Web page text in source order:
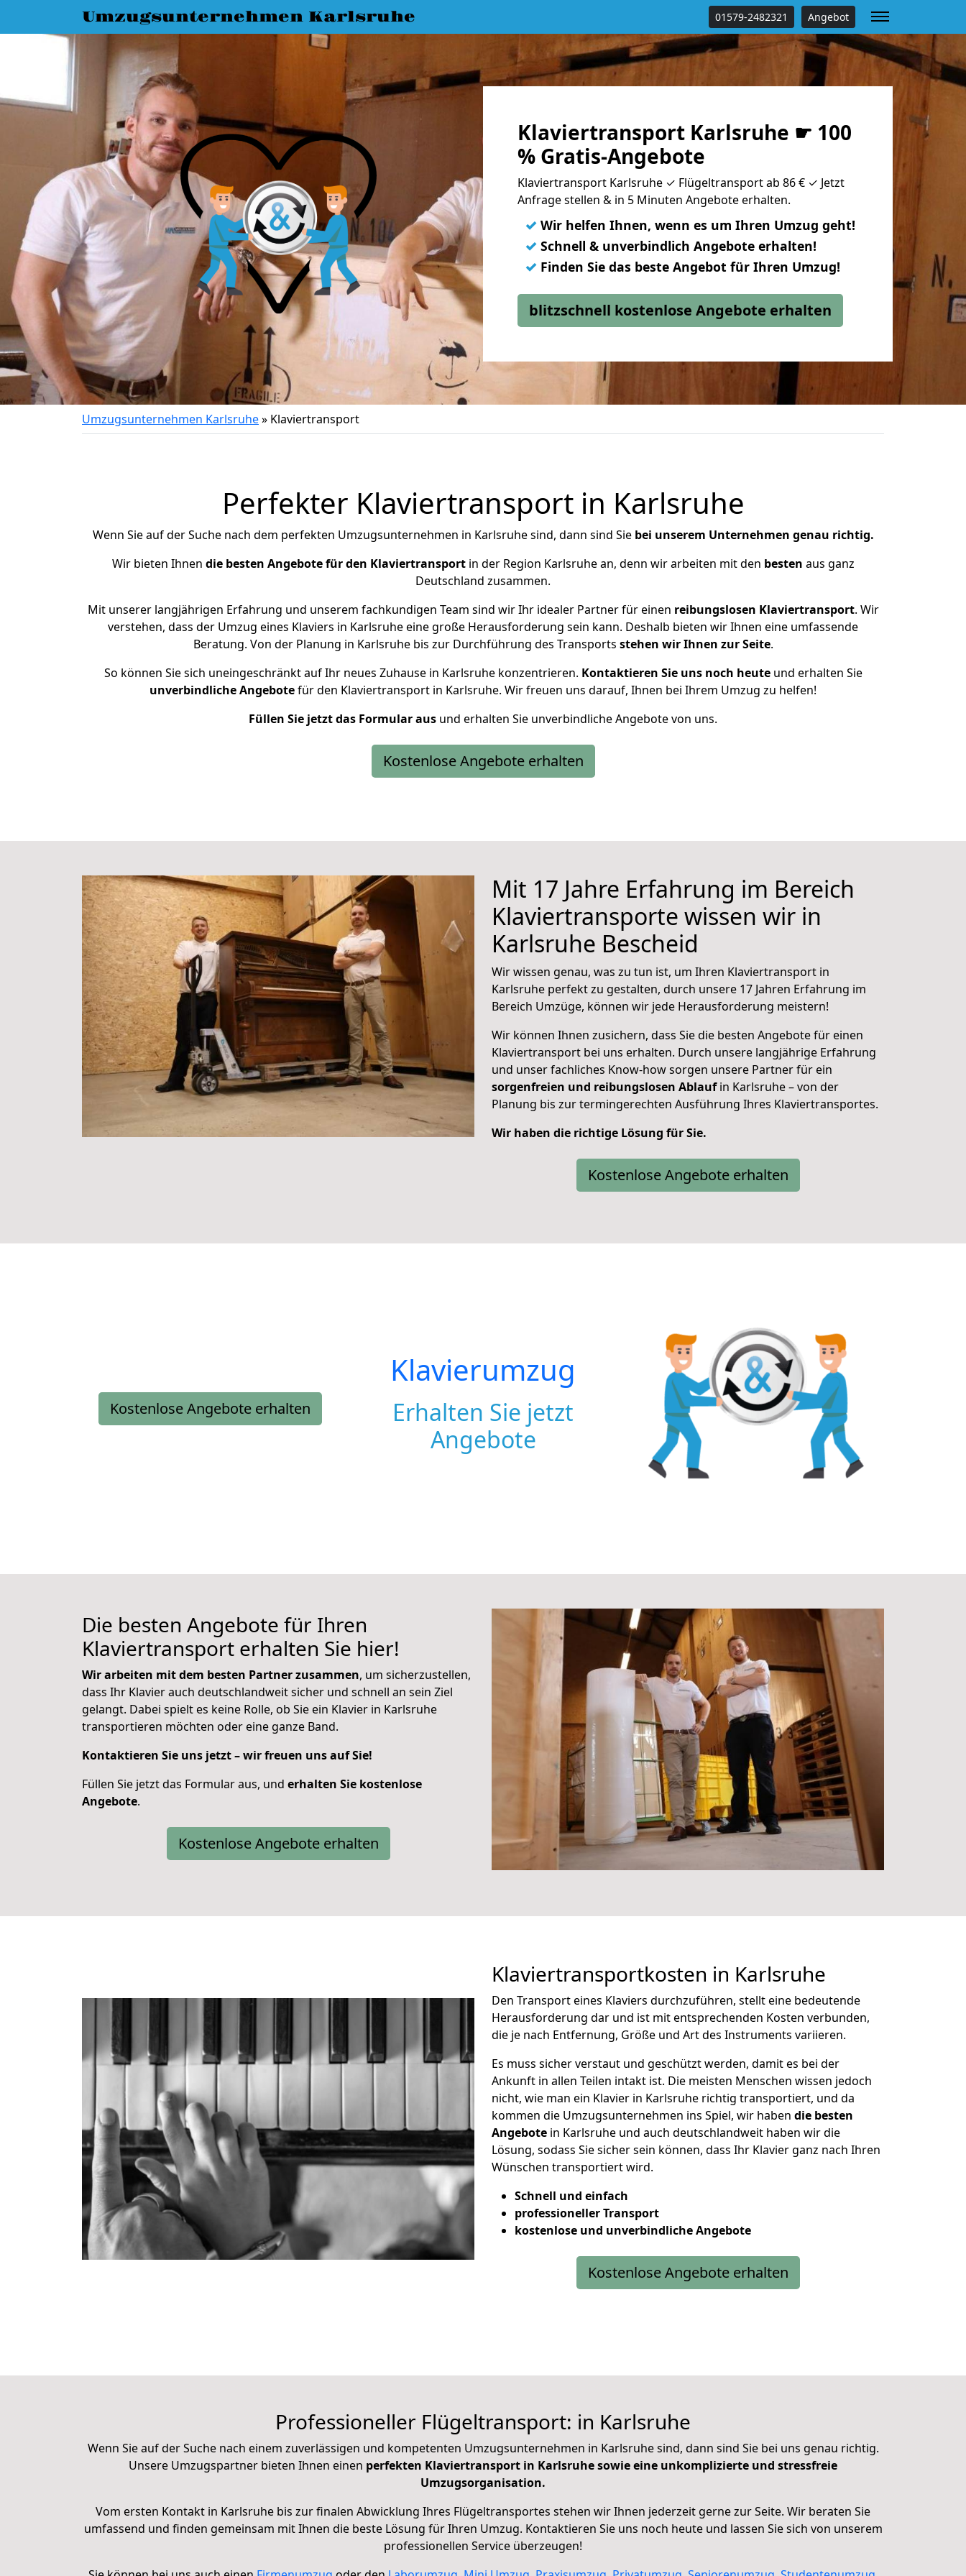
Umzugsunternehmen Karlsruhe 01579-2482321 Angebot
Klaviertransport Karlsruhe ☛ 100
% Gratis-Angebote
Klaviertransport Karlsruhe ✓ Flügeltransport ab 86 € ✓ Jetzt
Anfrage stellen & in 5 Minuten Angebote erhalten.
✓ Wir helfen Ihnen, wenn es um Ihren Umzug geht!
✓ Schnell & unverbindlich Angebote erhalten!
✓ Finden Sie das beste Angebot für Ihren Umzug!
blitzschnell kostenlose Angebote erhalten
Umzugsunternehmen Karlsruhe» Klaviertransport
Perfekter Klaviertransport in Karlsruhe
Wenn Sie auf der Suche nach dem perfekten Umzugsunternehmen in Karlsruhe sind, dann sind Sie bei unserem Unternehmen genau richtig.
Wir bieten Ihnen die besten Angebote für den Klaviertransportin der Region Karlsruhe an, denn wir arbeiten mit den besten aus ganz
Deutschland zusammen.
Mit unserer langjährigen Erfahrung und unserem fachkundigen Team sind wir Ihr idealer Partner für einen reibungslosen Klaviertransport. Wir
verstehen, dass der Umzug eines Klaviers in Karlsruhe eine große Herausforderung sein kann. Deshalb bieten wir Ihnen eine umfassende
Beratung. Von der Planung in Karlsruhe bis zur Durchführung des Transports stehen wir Ihnen zur Seite.
So können Sie sich uneingeschränkt auf Ihr neues Zuhause in Karlsruhe konzentrieren. Kontaktieren Sie uns noch heuteund erhalten Sie
unverbindlicheAngebotefür den Klaviertransport in Karlsruhe. Wir freuen uns darauf, Ihnen bei Ihrem Umzug zu helfen!
Füllen Sie jetzt das Formular aus und erhalten Sie unverbindliche Angebote von uns.
Kostenlose Angebote erhalten
Mit 17 Jahre Erfahrung im Bereich
Klaviertransporte wissen wir in
Karlsruhe Bescheid
Wir wissen genau, was zu tun ist, um Ihren Klaviertransport in
Karlsruhe perfekt zu gestalten, durch unsere 17 Jahren Erfahrung im
Bereich Umzüge, können wir jede Herausforderung meistern!
Wir können Ihnen zusichern, dass Sie die besten Angebote für einen
Klaviertransport bei uns erhalten. Durch unsere langjährige Erfahrung
und unser fachliches Know-how sorgen unsere Partner für ein
sorgenfreien und reibungslosen Ablaufin Karlsruhe – von der
Planung bis zur termingerechten Ausführung Ihres Klaviertransportes.
Wir haben die richtige Lösung für Sie.
Kostenlose Angebote erhalten
Kostenlose Angebote erhalten
Klavierumzug
Erhalten Sie jetzt
Angebote
Die besten Angebote für Ihren
Klaviertransport erhalten Sie hier!
Wir arbeiten mit dem besten Partner zusammen, um sicherzustellen,
dass Ihr Klavier auch deutschlandweit sicher und schnell an sein Ziel
gelangt. Dabei spielt es keine Rolle, ob Sie ein Klavier in Karlsruhe
transportieren möchten oder eine ganze Band.
Kontaktieren Sie uns jetzt – wir freuen uns auf Sie!
Füllen Sie jetzt das Formular aus, und erhalten Sie kostenlose
Angebote.
Kostenlose Angebote erhalten
Klaviertransportkosten in Karlsruhe
Den Transport eines Klaviers durchzuführen, stellt eine bedeutende
Herausforderung dar und ist mit entsprechenden Kosten verbunden,
die je nach Entfernung, Größe und Art des Instruments variieren.
Es muss sicher verstaut und geschützt werden, damit es bei der
Ankunft in allen Teilen intakt ist. Die meisten Menschen wissen jedoch
nicht, wie man ein Klavier in Karlsruhe richtig transportiert, und da
kommen die Umzugsunternehmen ins Spiel, wir haben die besten
Angebote in Karlsruhe und auch deutschlandweit haben wir die
Lösung, sodass Sie sicher sein können, dass Ihr Klavier ganz nach Ihren
Wünschen transportiert wird.
Schnell und einfach
professioneller Transport
kostenlose und unverbindliche Angebote
Kostenlose Angebote erhalten
Professioneller Flügeltransport: in Karlsruhe
Wenn Sie auf der Suche nach einem zuverlässigen und kompetenten Umzugsunternehmen in Karlsruhe sind, dann sind Sie bei uns genau richtig.
Unsere Umzugspartner bieten Ihnen einen perfekten Klaviertransport in Karlsruhe sowie eine unkomplizierte und stressfreie
Umzugsorganisation.
Vom ersten Kontakt in Karlsruhe bis zur finalen Abwicklung Ihres Flügeltransportes stehen wir Ihnen jederzeit gerne zur Seite. Wir beraten Sie
umfassend und finden gemeinsam mit Ihnen die beste Lösung für Ihren Umzug. Kontaktieren Sie uns noch heute und lassen Sie sich von unserem
professionellen Service überzeugen!